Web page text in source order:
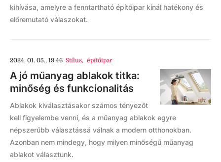
kihívása, amelyre a fenntartható építőipar kínál hatékony és
előremutató válaszokat.
2024. 01. 05., 19:46 Stílus, építőipar
A jó műanyag ablakok titka:
minőség és funkcionalitás
Ablakok kiválasztásakor számos tényezőt
kell figyelembe venni, és a műanyag ablakok egyre
népszerűbb választássá válnak a modern otthonokban.
Azonban nem mindegy, hogy milyen minőségű műanyag
ablakot választunk.